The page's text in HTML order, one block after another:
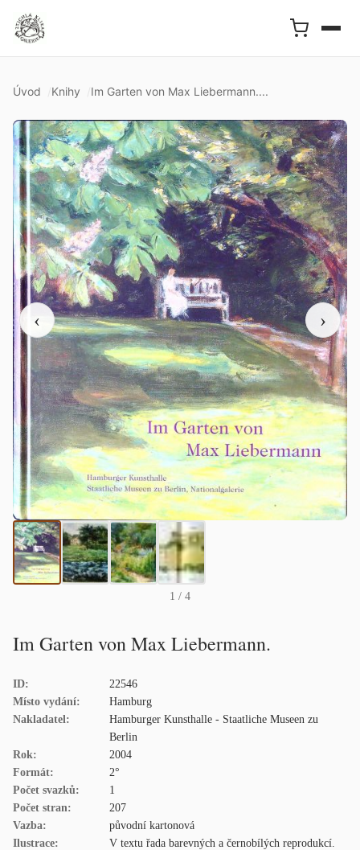
Úvod Knihy Im Garten von Max Liebermann....
‹ ›
1 / 4
Im Garten von Max Liebermann.
ID:
22546
Místo vydání:
Hamburg
Nakladatel:
Hamburger Kunsthalle - Staatliche Museen zu
Berlin
Rok:
2004
Formát:
2°
Počet svazků:
1
Počet stran:
207
Vazba:
původní kartonová
Ilustrace:
V textu řada barevných a černobílých reprodukcí.